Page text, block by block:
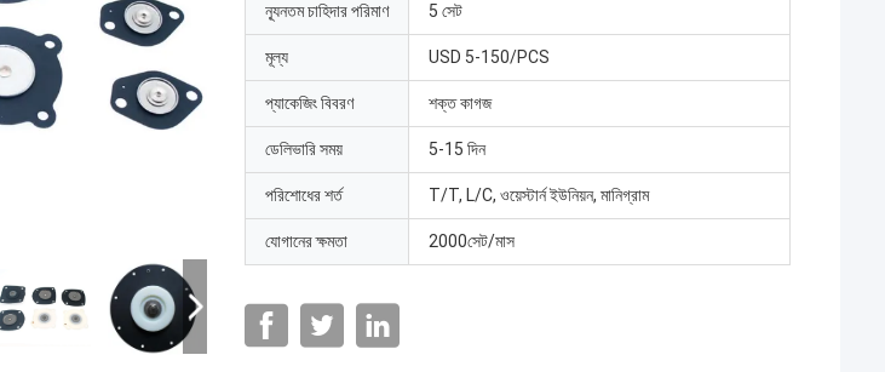
ন্যূনতম চাহিদার পরিমাণ 5 সেট
মূল্য USD 5-150/PCS
প্যাকেজিং বিবরণ শক্ত কাগজ
ডেলিভারি সময় 5-15 দিন
পরিশোধের শর্ত T/T, L/C, ওয়েস্টার্ন ইউনিয়ন, মানিগ্রাম
যোগানের ক্ষমতা 2000সেট/মাস